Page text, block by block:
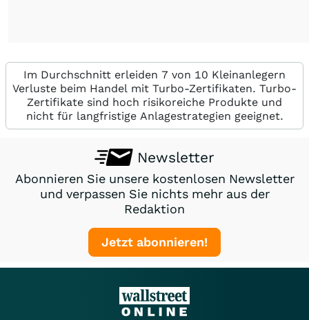
Im Durchschnitt erleiden 7 von 10 Kleinanlegern
Verluste beim Handel mit Turbo-Zertifikaten. Turbo-
Zertifikate sind hoch risikoreiche Produkte und
nicht für langfristige Anlagestrategien geeignet.
Newsletter
Abonnieren Sie unsere kostenlosen Newsletter
und verpassen Sie nichts mehr aus der
Redaktion
Jetzt abonnieren!